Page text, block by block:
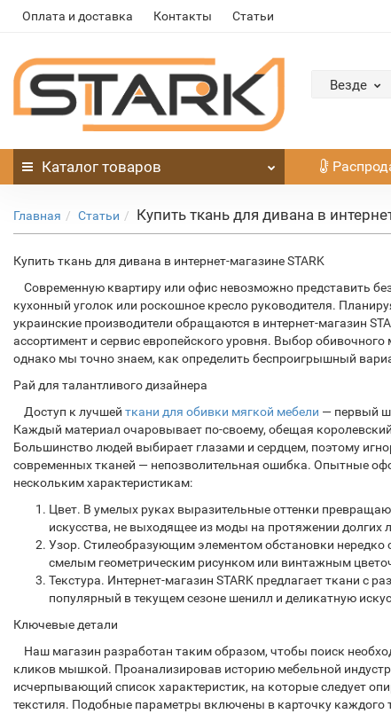
Оплата и доставка Контакты Статьи
Везде
Каталог товаров
Главная Статьи Купить ткань для дивана в
Купить ткань для дивана в интернет-магазине STARK
Современную квартиру или офис невозможно представить
кухонный уголок или роскошное кресло руководителя.
украинские производители обращаются в интернет-магазин
ассортимент и сервис европейского уровня. Выбор
однако мы точно знаем, как определить беспроигрышный
Рай для талантливого дизайнера
Доступ к лучшей ткани для обивки мягкой мебели — первый
Каждый материал очаровывает по-своему, обещая
Большинство людей выбирает глазами и сердцем, поэтому
современных тканей — непозволительная ошибка. Опытные
нескольким характеристикам:
Цвет. В умелых руках выразительные оттенки
искусства, не выходящее из моды на протяжении долгих
Узор. Стилеобразующим элементом обстановки нередко
смелым геометрическим рисунком или винтажным
Текстура. Интернет-магазин STARK предлагает ткани с
популярный в текущем сезоне шенилл и деликатную
Ключевые детали
Наш магазин разработан таким образом, чтобы поиск
кликов мышкой. Проанализировав историю мебельной
исчерпывающий список характеристик, на которые следует
текстиля. Подобные параметры включены в карточку каждого